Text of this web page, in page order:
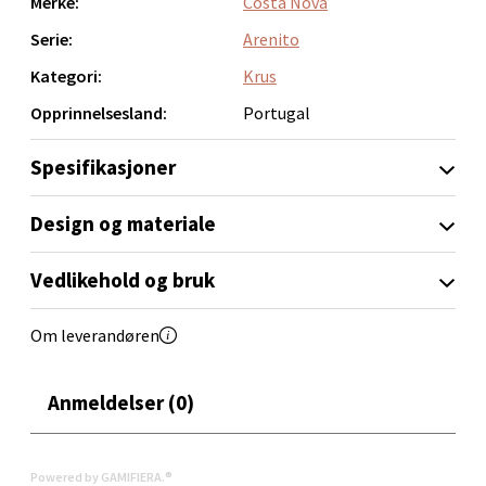
Serie:
Arenito
Kategori:
Krus
Opprinnelsesland:
Portugal
Spesifikasjoner
Design og materiale
Vedlikehold og bruk
Om leverandøren
Anmeldelser (0)
Powered by GAMIFIERA.®
Thon Senter Orkanger, Orkdalsveien 113, 7300
Åpent i dag 09-20
0 i butikk
Sandvika - Thon Senter Sandvika
Brodtkorbsgate 7, 1338 Sandvika
0 i butikk